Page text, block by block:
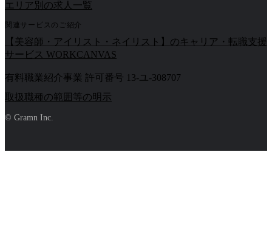
エリア別の求人一覧
関連サービスのご紹介
【美容師・アイリスト・ネイリスト】のキャリア・転職支援
サービス WORKCANVAS
有料職業紹介事業 許可番号 13-ユ-308707
取扱職種の範囲等の明示
© Gramn Inc.